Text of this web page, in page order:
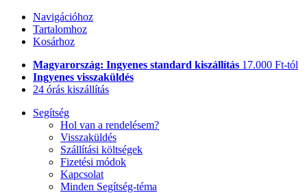
Navigációhoz
Tartalomhoz
Kosárhoz
Magyarország: Ingyenes standard kiszállítás 17.000 Ft-tól
Ingyenes visszaküldés
24 órás kiszállítás
Segítség
Hol van a rendelésem?
Visszaküldés
Szállítási költségek
Fizetési módok
Kapcsolat
Minden Segítség-téma